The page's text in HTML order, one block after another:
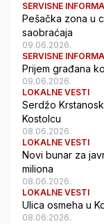
SERVISNE
Pešačka zona u
saobraćaja
09.06.2026.
SERVISNE
Prijem građana
09.06.2026.
LOKALNE VESTI
Serdžo
Kostolcu
08.06.2026.
LOKALNE VESTI
Novi bunar za
miliona
08.06.2026.
LOKALNE VESTI
Ulica osmeha u
08.06.2026.